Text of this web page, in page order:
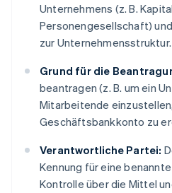
Unternehmens (z. B.
Personengesellschaft)
zur Unternehmensstruktur.
Grund für die
beantragen (z. B. um ein
Mitarbeitende
Geschäftsbankkonto zu
Verantwortliche Partei:
Kennung für eine
Kontrolle über die Mittel